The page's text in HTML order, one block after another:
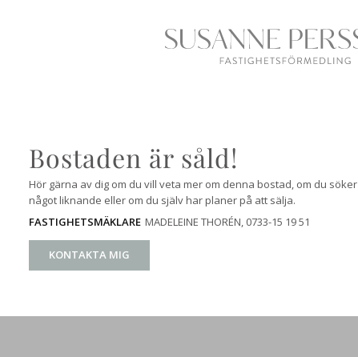
Bostaden är såld!
Hör gärna av dig om du vill veta mer om denna bostad, om du söker
något liknande eller om du själv har planer på att sälja.
FASTIGHETSMÄKLARE MADELEINE THORÉN , 0733-15 19 51
KONTAKTA MIG